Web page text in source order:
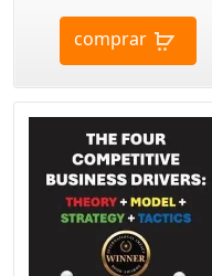
comprar